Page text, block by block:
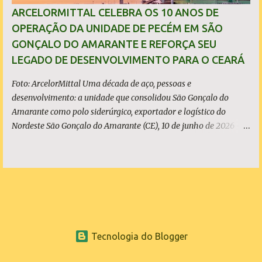
investimentos bilionários são usados como vitrine política. O que
é, de fato, o CIPP O Complexo Industrial e Portuário do Pecém
(CIPP) está situado parcialmente nos municípios de São Gonçalo
do Amarante e de Caucaia, conforme demonstram o mapa
acima. Embora a Vila (ou distrito) do Pecém pertença a Sã...
ARCELORMITTAL CELEBRA OS 10 ANOS DE
OPERAÇÃO DA UNIDADE DE PECÉM EM SÃO
GONÇALO DO AMARANTE E REFORÇA SEU
LEGADO DE DESENVOLVIMENTO PARA O CEARÁ
Foto: ArcelorMittal Uma década de aço, pessoas e
desenvolvimento: a unidade que consolidou São Gonçalo do
Amarante como polo siderúrgico, exportador e logístico do
Nordeste São Gonçalo do Amarante (CE), 10 de junho de 2026 - A
números da produção. Desde o acendimento do Alto-Forno, em
toneladas de placas de aço por ano - marca atingida em 2023 e
Tecnologia do Blogger